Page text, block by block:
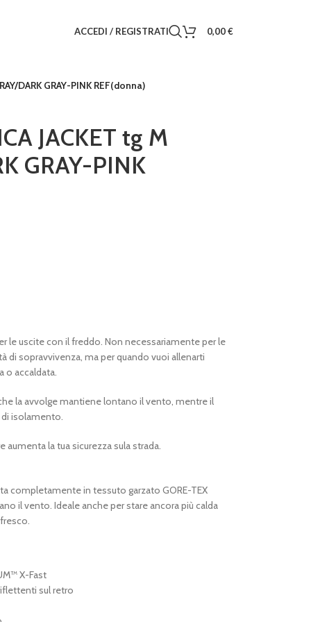
ACCEDI / REGISTRATI 0,00€
DARK GRAY-PINK REF(donna)
JACKET tg M
GRAY-PINK
le uscite con il freddo. Non necessariamente per le
di sopravvivenza, ma per quando vuoi allenarti
o accaldata.
la avvolge mantiene lontano il vento, mentre il
isolamento.
la tua sicurezza sula strada.
completamente in tessuto garzato GORE-TEX
il vento. Ideale anche per stare ancora più calda
X-Fast
sul retro